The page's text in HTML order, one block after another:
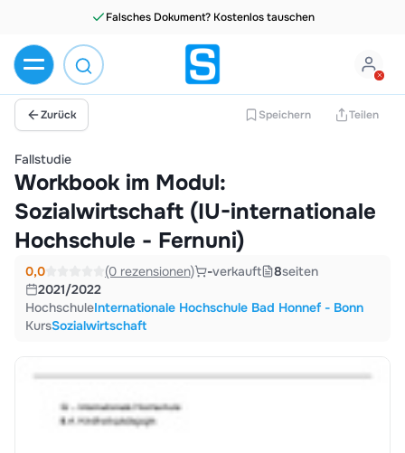
Falsches Dokument? Kostenlos tauschen
Zurück Speichern Teilen
Fallstudie
Workbook im Modul:
Sozialwirtschaft (IU-internationale
Hochschule - Fernuni)
0,0 (0 rezensionen) -verkauft 8seiten
2021/2022
HochschuleInternationale Hochschule Bad Honnef - Bonn
KursSozialwirtschaft